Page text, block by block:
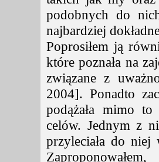
podobnych do
najbardziej
Poprosiłem ją
które poznała na
związane z
2004]. Ponadto
podążała mimo
celów. Jednym z
przyleciała do